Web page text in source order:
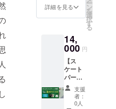
す。
間有効
中を予
定して
ます。
パーク
での直
接渡し
となり
ます。
スクー
ケート
パーク
１ヶ月
パス(ク
ラウド
ファン
ティン
グ限
定)※１
年間有
効 LIFE
パークT
詳細を見る ー
ン
を
選
択
す
る
14,
000 円
【ス
ケート
パーク
施設利
用券】
クラウ
支援
者：
0人